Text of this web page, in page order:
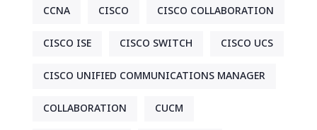
CCNA CISCO CISCO COLLABORATION
CISCO ISE CISCO SWITCH CISCO UCS
CISCO UNIFIED COMMUNICATIONS MANAGER
COLLABORATION CUCM